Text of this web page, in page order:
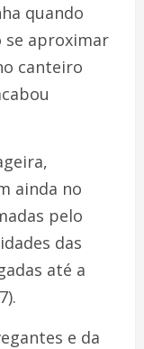
quando
se aproximar
canteiro
ainda no
pelo
das
até a
e da